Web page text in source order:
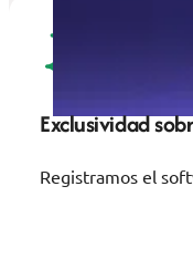
Exclusividad
Registramos el